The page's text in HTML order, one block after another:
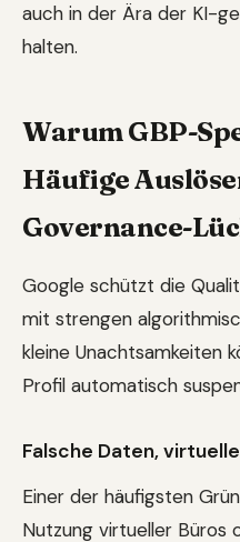
auch in der Ära der KI-
halten.
Warum GBP-
Häufige
Governance-
Google schützt die
mit strengen
kleine Unachtsamkeiten
Profil automatisch
Falsche Daten,
Einer der häufigsten
Nutzung virtueller Büros